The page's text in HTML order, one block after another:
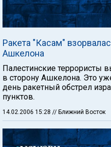
Ракета "Касам"
Ашкелона
Палестинские террористы
в сторону Ашкелона. Это
день ракетный обстрел
пунктов.
14.02.2006 15:28 // Ближний Восток